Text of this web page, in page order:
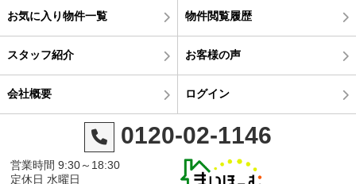
お気に入り物件一覧 物件閲覧履歴
スタッフ紹介 お客様の声
会社概要 ログイン
0120-02-1146
営業時間 9:30～18:30
定休日 水曜日